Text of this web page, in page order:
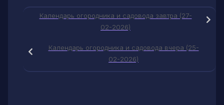
Календарь огородника и садовода завтра (27-
02-2026)
Календарь огородника и садовода вчера (25-
02-2026)